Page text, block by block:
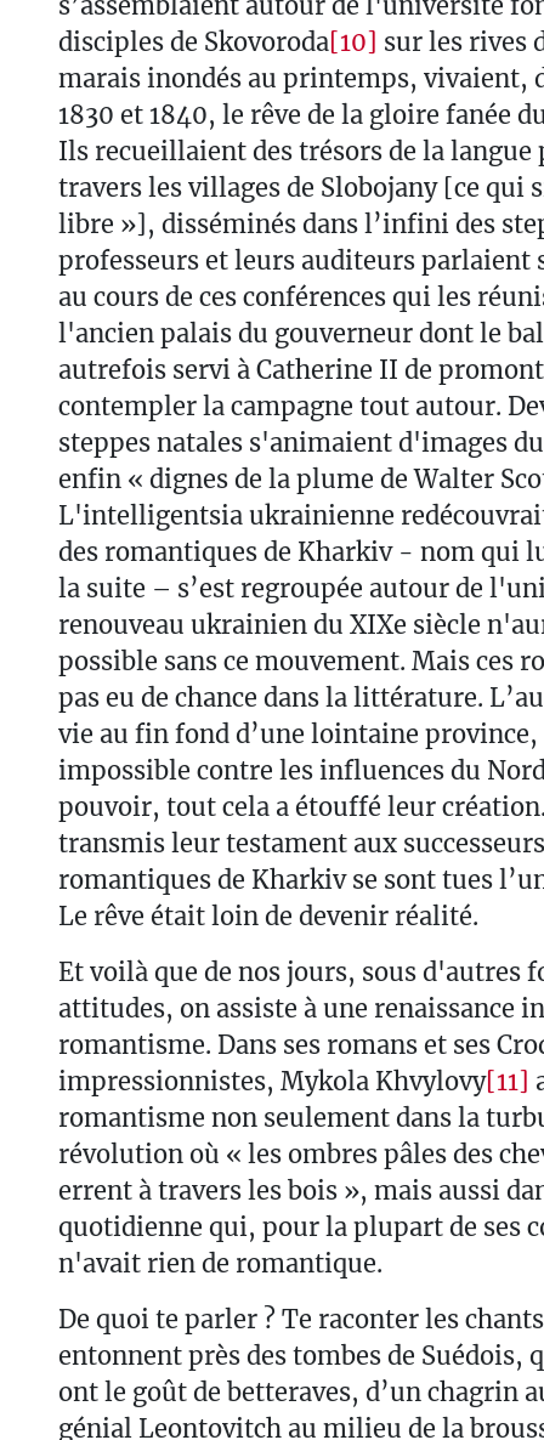
disciples de Skovoroda[10] sur les rives
marais inondés au printemps, vivaient,
1830 et 1840, le rêve de la gloire fanée
Ils recueillaient des trésors de la langue
travers les villages de Slobojany [ce qui
libre »], disséminés dans l’infini des
professeurs et leurs auditeurs parlaient
au cours de ces conférences qui les
l'ancien palais du gouverneur dont le
autrefois servi à Catherine II de
contempler la campagne tout autour.
steppes natales s'animaient d'images
enfin « dignes de la plume de Walter
L'intelligentsia ukrainienne
des romantiques de Kharkiv - nom qui
la suite – s’est regroupée autour de
renouveau ukrainien du XIXe siècle
possible sans ce mouvement. Mais ces
pas eu de chance dans la littérature.
vie au fin fond d’une lointaine
impossible contre les influences du
pouvoir, tout cela a étouffé leur
transmis leur testament aux
romantiques de Kharkiv se sont tues
Le rêve était loin de devenir réalité.
Et voilà que de nos jours, sous d'autres
attitudes, on assiste à une renaissance
romantisme. Dans ses romans et ses
impressionnistes, Mykola Khvylovy[11]
romantisme non seulement dans la
révolution où « les ombres pâles des
errent à travers les bois », mais aussi
quotidienne qui, pour la plupart de ses
n'avait rien de romantique.
De quoi te parler ? Te raconter les
entonnent près des tombes de Suédois,
ont le goût de betteraves, d’un chagrin
génial Leontovitch au milieu de la